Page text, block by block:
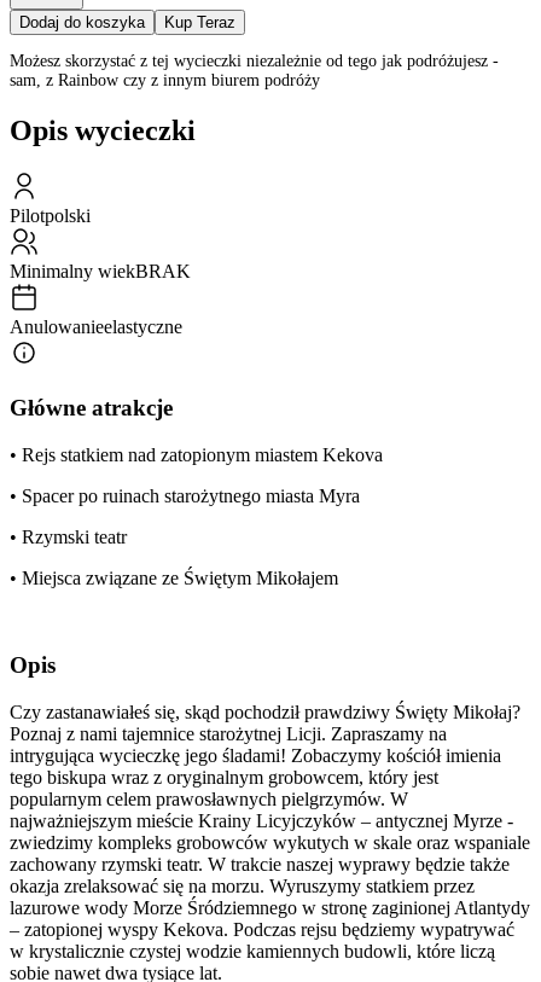
Dodaj do koszyka Kup Teraz
Możesz skorzystać z tej wycieczki niezależnie od tego jak podróżujesz -
sam, z Rainbow czy z innym biurem podróży
Opis wycieczki
Pilotpolski
Minimalny wiekBRAK
Anulowanieelastyczne
Główne atrakcje
• Rejs statkiem nad zatopionym miastem Kekova
• Spacer po ruinach starożytnego miasta Myra
• Rzymski teatr
• Miejsca związane ze Świętym Mikołajem
Opis
Czy zastanawiałeś się, skąd pochodził prawdziwy Święty Mikołaj?
Poznaj z nami tajemnice starożytnej Licji. Zapraszamy na
intrygująca wycieczkę jego śladami! Zobaczymy kościół imienia
tego biskupa wraz z oryginalnym grobowcem, który jest
popularnym celem prawosławnych pielgrzymów. W
najważniejszym mieście Krainy Licyjczyków – antycznej Myrze -
zwiedzimy kompleks grobowców wykutych w skale oraz wspaniale
zachowany rzymski teatr. W trakcie naszej wyprawy będzie także
okazja zrelaksować się na morzu. Wyruszymy statkiem przez
lazurowe wody Morze Śródziemnego w stronę zaginionej Atlantydy
– zatopionej wyspy Kekova. Podczas rejsu będziemy wypatrywać
w krystalicznie czystej wodzie kamiennych budowli, które liczą
sobie nawet dwa tysiące lat.